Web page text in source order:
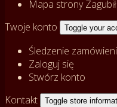
Mapa strony
Twoje konto
Toggle your
Śledzenie
Zaloguj się
Stwórz konto
Kontakt
Toggle store